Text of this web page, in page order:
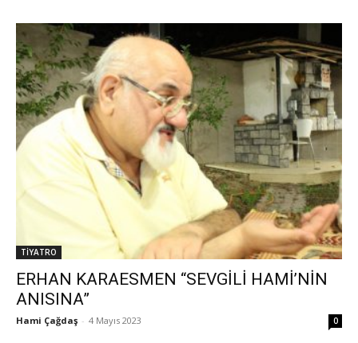
TİYATRO
ERHAN KARAESMEN “SEVGİLİ HAMİ’NİN
ANISINA”
Hami Çağdaş - 4 Mayıs 2023 0